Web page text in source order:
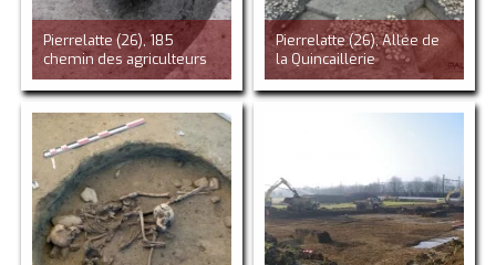
Pierrelatte (26), 185
chemin des agriculteurs
Pierrelatte (26), Allée de
la Quincaillerie